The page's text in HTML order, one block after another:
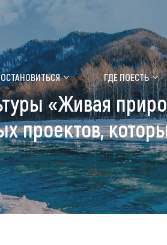
и культуры
мест
Мой
ГДЕ ПОЕСТЬ
«Живая
проектов,